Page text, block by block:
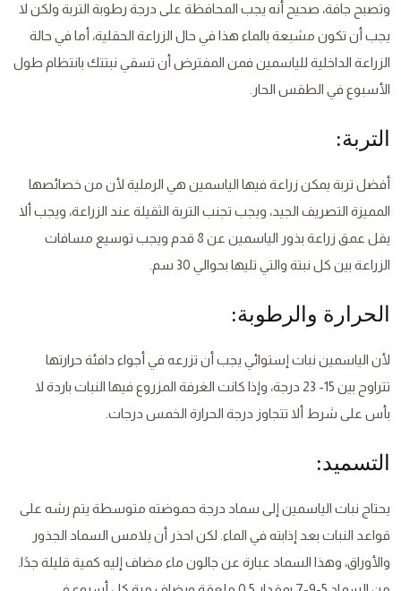
وتصبح جافة، صحيح أنه يجب المحافظة على درجة رطوبة التربة ولكن لا
يجب أن تكون مشبعة بالماء هذا في حال الزراعة الحقلية، أما في حالة
الزراعة الداخلية للياسمين فمن المفترض أن تسقي نبتتك بانتظام طول
الأسبوع في الطقس الحار.
التربة:
أفضل تربة يمكن زراعة فيها الياسمين هي الرملية لأن من خصائصها
المميزة التصريف الجيد، ويجب تجنب التربة الثقيلة عند الزراعة، ويجب ألا
يقل عمق زراعة بذور الياسمين عن 8 قدم ويجب توسيع مسافات
الزراعة بين كل نبتة والتي تليها بحوالي 30 سم.
الحرارة والرطوبة:
لأن الياسمين نبات إستوائي يجب أن تزرعه في أجواء دافئة حرارتها
تتراوح بين 15- 23 درجة، وإذا كانت الغرفة المزروع فيها النبات باردة لا
بأس على شرط ألا تتجاوز درجة الحرارة الخمس درجات.
التسميد:
يحتاج نبات الياسمين إلى سماد درجة حموضته متوسطة يتم رشه على
قواعد النبات بعد إذابته في الماء. لكن احذر أن يلامس السماد الجذور
والأوراق، وهذا السماد عبارة عن جالون ماء مضاف إليه كمية قليلة جدًا.